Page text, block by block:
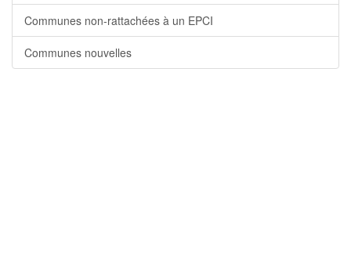
Communes non-rattachées à un EPCI
Communes nouvelles